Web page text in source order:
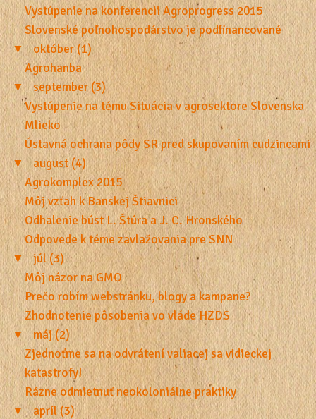
Vystúpenie na konferencii Agroprogress 2015
Slovenské poľnohospodárstvo je podfinancované
▼
október (1)
Agrohanba
▼
september (3)
Vystúpenie na tému Situácia v agrosektore Slovenska
Mlieko
Ústavná ochrana pôdy SR pred skupovaním cudzincami
▼
august (4)
Agrokomplex 2015
Môj vzťah k Banskej Štiavnici
Odhalenie búst L. Štúra a J. C. Hronského
Odpovede k téme zavlažovania pre SNN
▼
júl (3)
Môj názor na GMO
Prečo robím webstránku, blogy a kampane?
Zhodnotenie pôsobenia vo vláde HZDS
▼
máj (2)
Zjednoťme sa na odvrátení valiacej sa vidieckej
katastrofy!
Rázne odmietnuť neokoloniálne praktiky
▼
apríl (3)